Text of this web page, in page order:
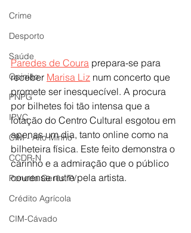
Crime
Desporto
Saúde
Opinião
PNPG
IPVC
CIM - Alto Minho
CCDR-N
Peneda Gerês TV
Crédito Agrícola
CIM-Cávado
Paredes de Coura prepara-se para
receber Marisa Liz num concerto que
promete ser inesquecível. A procura
por bilhetes foi tão intensa que a
lotação do Centro Cultural esgotou em
apenas um dia, tanto online como na
bilheteira física. Este feito demonstra o
carinho e a admiração que o público
courense nutre pela artista.